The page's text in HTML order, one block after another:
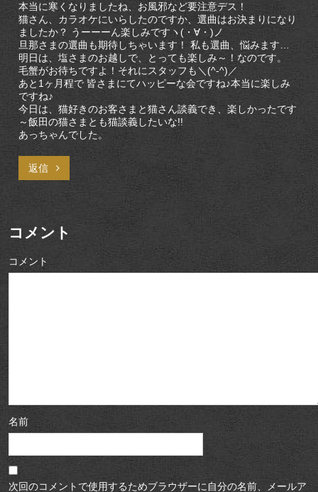
本当に寒くなりましたね、お風邪など要注意デス！
猫さん、カラオケにいらしたのですか、選曲はお決まりになり
ましたか？ うーーーん楽しみですヽ(・∀・)ノ
旦那さまの選曲も期待しちゃいます！ 私も選曲、悩みます…
明日は、塩さまのお越しで、とっても楽しみ～！なのです。
毛蟹がお待ちですよ！それにスタッフも＼(^-^)／
あと1ヶ月程で 皆さまにてハッピーな会ですね♪本当に楽しみ
ですね♪
今日は、猫好きのお客さまと猫さん談義でき、楽しかったです
～飯田の猫さまとも猫談義したいな!!
あっちゃんでした。
返信
コメント
コメント
名前
次回のコメントで使用するためブラウザーに自分の名前、メールア